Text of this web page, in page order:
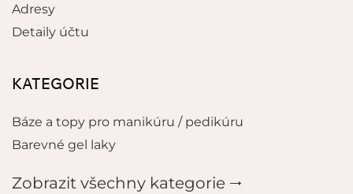
Adresy
Detaily účtu
KATEGORIE
Báze a topy pro manikúru / pedikúru
Barevné gel laky
Zobrazit všechny kategorie 🠂